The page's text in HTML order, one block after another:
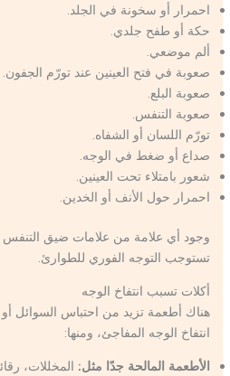
احمرار أو سخونة في الجلد.
حكة أو طفح جلدي.
ألم موضعي.
صعوبة في فتح العينين عند تورّم الجفون.
صعوبة البلع.
صعوبة التنفس.
تورّم اللسان أو الشفاه.
صداع أو ضغط في الوجه.
شعور بامتلاء تحت العينين.
احمرار حول الأنف أو الخدين.
وجود أي علامة من علامات ضيق التنفس
تستوجب التوجه الفوري للطوارئ.
أكلات تسبب انتفاخ الوجه
هناك أطعمة تزيد من احتباس السوائل
انتفاخ الوجه المفاجئ، ومنها:
الأطعمة المالحة جدًا مثل: المخللات،